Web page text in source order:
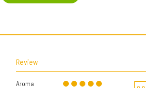
Review
Aroma